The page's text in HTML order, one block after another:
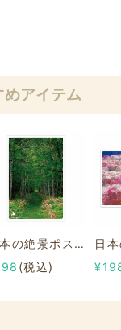
アイテム
日本の絶景ポストカード ～夏～ 旧幌加駅跡/北海道
(税込)